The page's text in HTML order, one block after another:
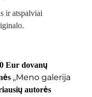
ir atspalviai
Eur dovanų
„Meno galerija
autorės